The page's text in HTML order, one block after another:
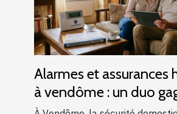
Alarmes et assurances
à vendôme : un duo